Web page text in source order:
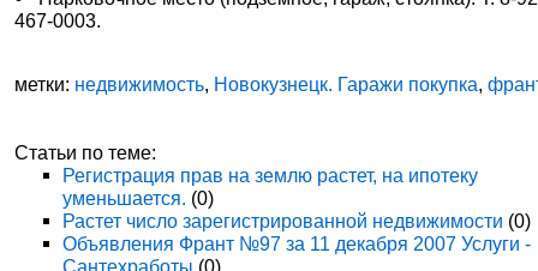
467-0003.
метки: недвижимость, Новокузнецк. Гаражи покупка,
Статьи по теме:
Регистрация прав на землю растет, на ипотеку
уменьшается. (0)
Растет число зарегистрированной недвижимости (0)
Объявления Франт №97 за 11 декабря 2007 Услуги -
Сантехработы (0)